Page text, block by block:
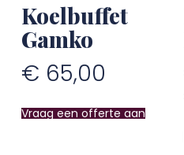
Koelbuffet
Gamko
€ 65,00
Vraag een offerte aan